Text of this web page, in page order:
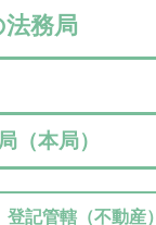
務局
（本局）
登記管轄（不動産）